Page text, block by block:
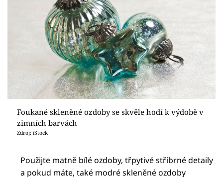
Foukané skleněné ozdoby se skvěle hodí k výdobě v
zimních barvách
Zdroj: iStock
Použijte matně bílé ozdoby, třpytivé stříbrné detaily
a pokud máte, také modré skleněné ozdoby